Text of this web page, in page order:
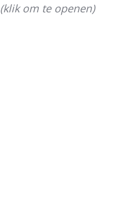
(klik om te openen)